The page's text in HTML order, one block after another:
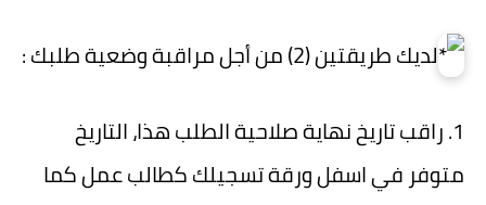
لديك طريقتين (2) من أجل مراقبة وضعية طلبك :
1. راقب تاريخ نهاية صلاحية الطلب هذا، التاريخ
متوفر في اسفل ورقة تسجيلك كطالب عمل كما